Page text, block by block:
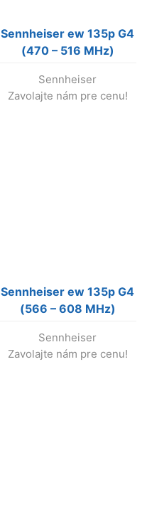
Sennheiser ew 135p G4
(470 – 516 MHz)
handkou (nevyrába sa !)
Sennheiser
Zavolajte nám pre cenu!
Sennheiser ew 135p G4
(566 – 608 MHz)
handkou (nevyrába sa !)
Sennheiser
Zavolajte nám pre cenu!